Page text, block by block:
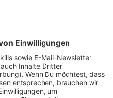
Schäden waren und vor
ist.
ist dabei wichtig, nach